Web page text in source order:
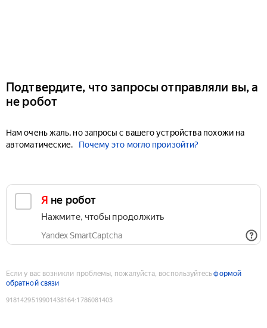
Подтвердите, что запросы отправляли вы, а
не робот
Нам очень жаль, но запросы с вашего устройства похожи на
автоматические.
Почему это могло произойти?
Я не робот
Нажмите, чтобы продолжить
Yandex SmartCaptcha
Если у вас возникли проблемы, пожалуйста, воспользуйтесьформой
обратной связи
9181429519901438164:1786081403